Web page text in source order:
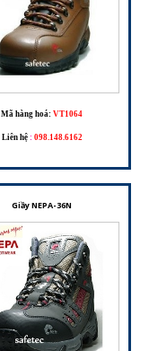
Mã hàng hoá: VT1064
Liên hệ : 098.148.6162
Giầy NEPA-36N